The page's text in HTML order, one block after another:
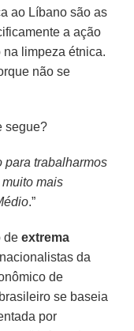
ao Líbano são as
a ação
limpeza étnica.
não se
segue?
para trabalharmos
mais
.”
deextrema
da
de
se baseia
por